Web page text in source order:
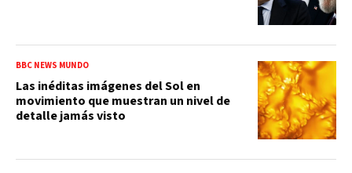
BBC NEWS MUNDO
Las inéditas imágenes del Sol en
movimiento que muestran un nivel de
detalle jamás visto